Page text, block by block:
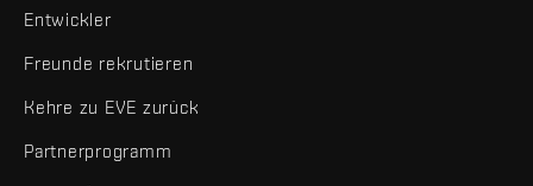
Entwickler
Freunde rekrutieren
Kehre zu EVE zurück
Partnerprogramm